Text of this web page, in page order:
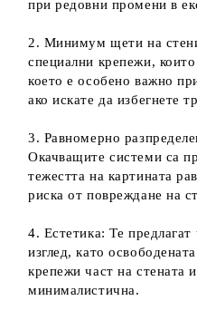
при редовни промени в
2. Минимум щети на
специални крепежи,
което е особено важно
ако искате да избегнете
3. Равномерно
Окачващите системи са
тежестта на картината
риска от повреждане на
4. Естетика: Те
изглед, като
крепежи част на стената
минималистична.